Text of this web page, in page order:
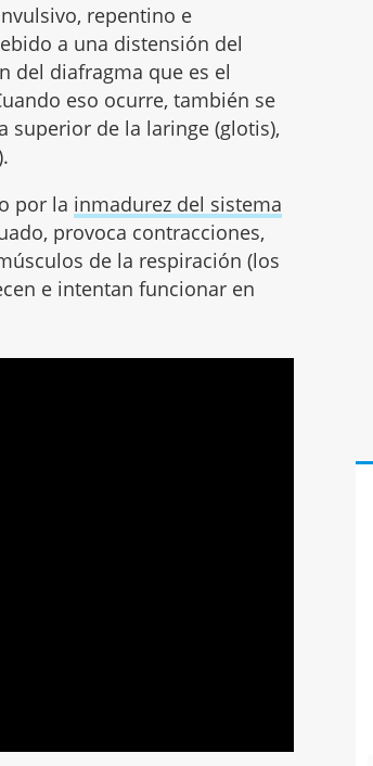
repentino e
a una distensión del
del diafragma que es el
eso ocurre, también se
superior de la laringe (glotis),
por la inmadurez del sistema
provoca contracciones,
de la respiración (los
e intentan funcionar en